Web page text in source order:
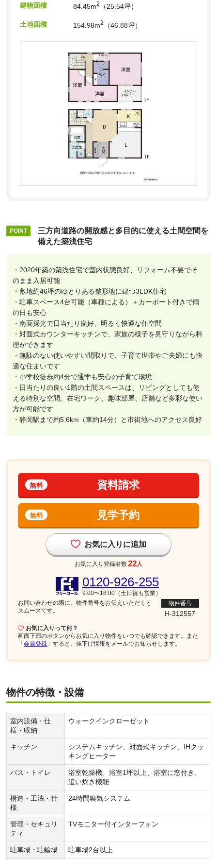
建物面積 84.45m2 （25.54坪）
土地面積 154.98m2 （46.88坪）
三方向道路の開放感と多目的に使える土間空間を
備えた築浅住宅
・2020年築の築浅住宅で室内状態良好、リフォーム不要でそ
のまま入居可能
・敷地約46坪のゆとりある整形地に建つ3LDK住宅
・駐車スペース4台可能（車種による）＋カーポート付きで雨
の日も安心
・南面採光で日当たり良好、明るく快適な住空間
・対面式カウンターキッチンで、家族の様子を見守りながら料
理ができます
・無駄のない使いやすい間取りで、子育て世帯やご夫婦にも快
適な住まいです
・小学校徒歩約4分で通学も安心の子育て環境
・日当たりの良い1階の土間スペースは、リビングとしても使
える特別な空間。在宅ワーク、趣味部屋、店舗など多彩な使い
方が可能です
・静岡駅まで約5.6km（車約14分）と市街地へのアクセス良好
資料請求
無料
見学予約
無料
お気に入りに追加
お気に入り登録者数22 人
お気に入りって何？
画面下部のボタンからお気に入り物件をいつでも確認できます。また
「会員登録 」すると、値下げ情報をメールでお知らせします。
0120-926-255
9:00〜18:00（土日祝も営業）
お問い合わせの際に、物件番号をお伝えいただくと
スムーズです。
物件番号
H-312557
物件の特徴・設備
室内設備・仕
様・収納
ウォークインクローゼット
キッチン
システムキッチン、対面式キッチン、IHクッ
キングヒーター
バス・トイレ
浴室乾燥機、浴室1坪以上、浴室に窓付き、
追い炊き機能
構造・工法・仕
様
24時間喚気システム
管理・セキュリ
ティ
TVモニター付インターフォン
駐車場・駐輪場 駐車場2台以上